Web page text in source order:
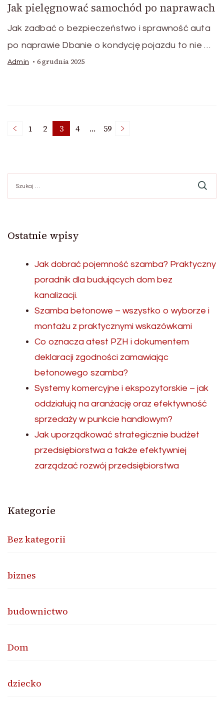
Jak pielęgnować samochód po naprawach
Jak zadbać o bezpieczeństwo i sprawność auta
po naprawie Dbanie o kondycję pojazdu to nie …
Admin 6 grudnia 2025
Nawigacja
po
wpisach
Page
1 Page
2 Page
3 Page
4 … Page
59
Ostatnie wpisy
Jak dobrać pojemność szamba? Praktyczny
poradnik dla budujących dom bez
kanalizacji.
Szamba betonowe – wszystko o wyborze i
montażu z praktycznymi wskazówkami
Co oznacza atest PZH i dokumentem
deklaracji zgodności zamawiając
betonowego szamba?
Systemy komercyjne i ekspozytorskie – jak
oddziałują na aranżację oraz efektywność
sprzedaży w punkcie handlowym?
Jak uporządkować strategicznie budżet
przedsiębiorstwa a także efektywniej
zarządzać rozwój przedsiębiorstwa
Kategorie
Bez kategorii
biznes
budownictwo
Dom
dziecko